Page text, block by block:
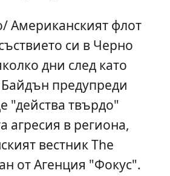
Американският флот
си в Черно
дни след като
предупреди
"действа твърдо"
агресия в региона,
вестник The
от Агенция "Фокус".